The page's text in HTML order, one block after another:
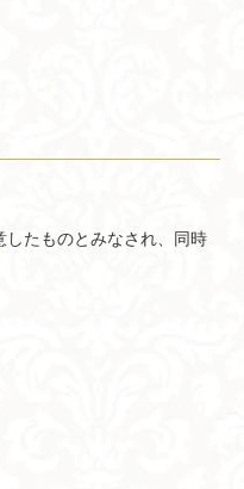
たものとみなされ、同時